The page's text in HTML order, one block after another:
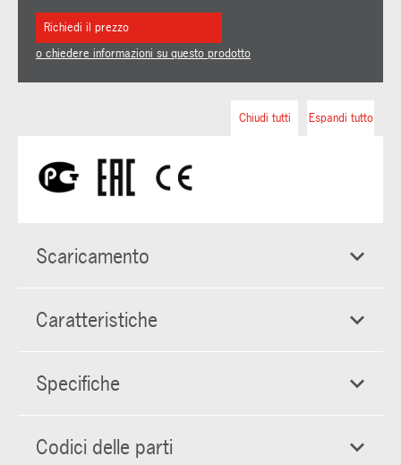
Richiedi il prezzo
o chiedere informazioni su questo prodotto
Espandi tutto
Chiudi tutti
Scaricamento
Caratteristiche
Specifiche
Codici delle parti